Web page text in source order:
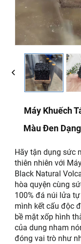
Máy Khuếch
Màu Đen
Hãy tận dụng sức
thiên nhiên với
Black Natural
hòa quyện cùng
100% đá núi lửa
mình kết cấu độc
bề mặt xốp hình
của dung nham
đóng vai trò như